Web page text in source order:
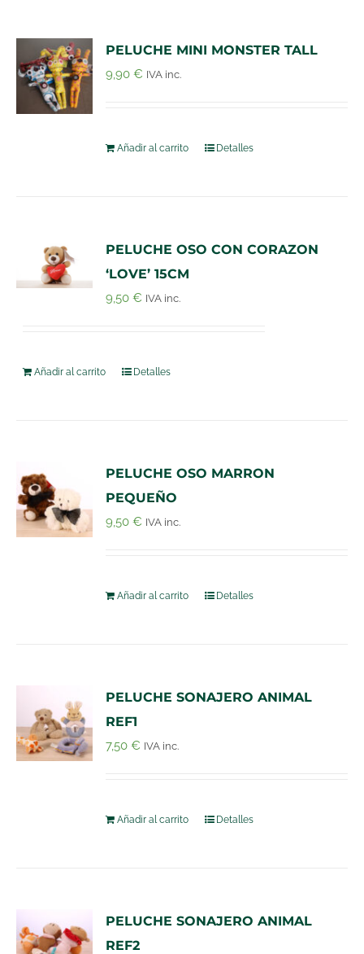
PELUCHE MINI MONSTER TALL
9,90€ IVA inc.
Añadir al carrito Detalles
PELUCHE OSO CON CORAZON
‘LOVE’ 15CM
9,50€ IVA inc.
Añadir al carrito Detalles
PELUCHE OSO MARRON
PEQUEÑO
9,50€ IVA inc.
Añadir al carrito Detalles
PELUCHE SONAJERO ANIMAL
REF1
7,50€ IVA inc.
Añadir al carrito Detalles
PELUCHE SONAJERO ANIMAL
REF2